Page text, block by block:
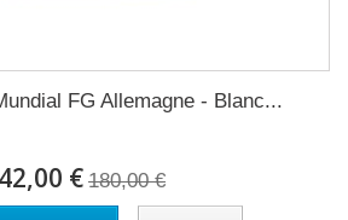
FG Allemagne - Blanc...
€ 180,00 €